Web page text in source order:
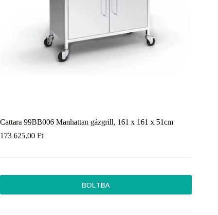
Cattara 99BB006 Manhattan gázgrill, 161 x 161 x 51cm
173 625,00 Ft
BOLTBA